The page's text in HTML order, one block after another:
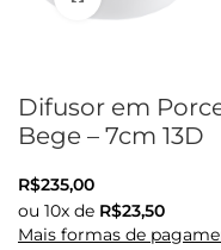
Difusor em
Bege – 7cm 13D
R$235,00
ou 10x de R$23,50
Mais formas de